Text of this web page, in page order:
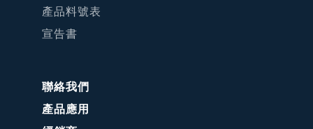
產品料號表
宣告書
聯絡我們
產品應用